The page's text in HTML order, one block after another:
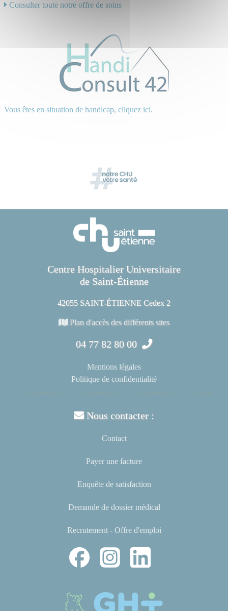
Consulter toute notre offre de soins
Vous êtes en situation de handicap, cliquez ici.
Centre Hospitalier Universitaire
de Saint-Étienne
42055 SAINT-ÉTIENNE Cedex 2
Plan d'accès des différents sites
04 77 82 80 00
Mentions légales
Politique de confidentialité
Nous contacter :
Contact
Payer une facture
Enquête de satisfaction
Demande de dossier médical
Recrutement - Offre d'emploi